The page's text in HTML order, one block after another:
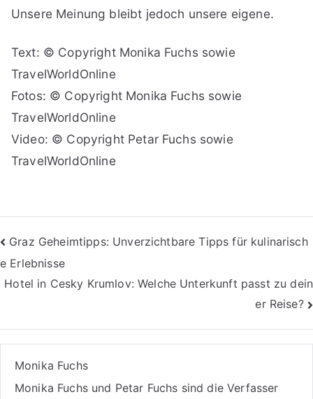
Unsere Meinung bleibt jedoch unsere eigene.
Text: © Copyright Monika Fuchs sowie
TravelWorldOnline
Fotos: © Copyright Monika Fuchs sowie
TravelWorldOnline
Video: © Copyright Petar Fuchs sowie
TravelWorldOnline
Beitragsnavigation
Graz Geheimtipps: Unverzichtbare Tipps für kulinarisch
e Erlebnisse
Hotel in Cesky Krumlov: Welche Unterkunft passt zu dein
er Reise?
Monika Fuchs
Monika Fuchs und Petar Fuchs sind die Verfasser